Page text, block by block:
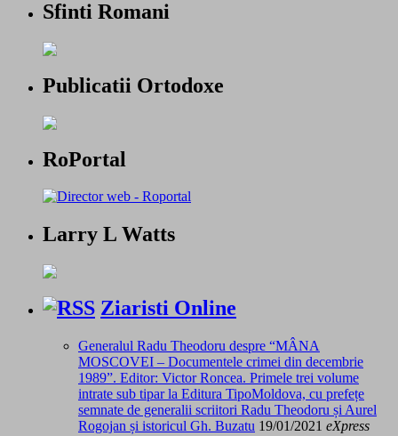
Sfinti Romani
Publicatii Ortodoxe
RoPortal
Larry L Watts
Ziaristi Online
Generalul Radu Theodoru despre “MÂNA
MOSCOVEI – Documentele crimei din decembrie
1989”. Editor: Victor Roncea. Primele trei volume
intrate sub tipar la Editura TipoMoldova, cu prefețe
semnate de generalii scriitori Radu Theodoru și Aurel
Rogojan și istoricul Gh. Buzatu 19/01/2021 eXpress